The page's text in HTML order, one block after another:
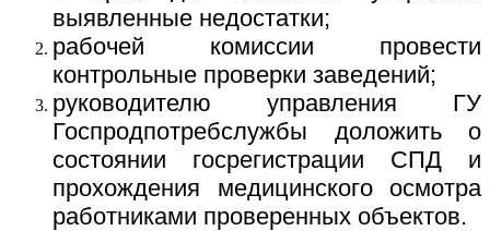
выявленные недостатки;
рабочей комиссии провести
контрольные проверки заведений;
руководителю управления ГУ
Госпродпотребслужбы доложить о
состоянии госрегистрации СПД и
прохождения медицинского осмотра
работниками проверенных объектов.